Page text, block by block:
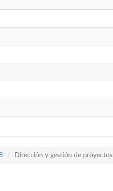
Dirección y gestión de proyectos